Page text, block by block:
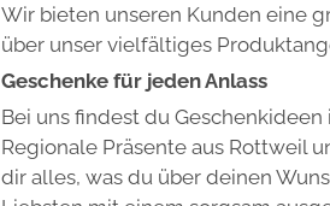
Wir bieten unseren Kunden eine
über unser vielfältiges
Geschenke für jeden Anlass
Bei uns findest du
Regionale Präsente aus Rottweil
dir alles, was du über deinen